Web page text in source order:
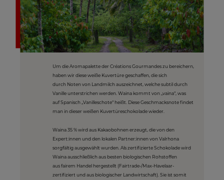
Um die Aromapalette der Créations Gourmandes zu bereichern,
haben wir diese weiße Kuvertüre geschaffen, die sich
durch Noten von Landmilch auszeichnet, welche subtil durch
Vanille unterstrichen werden. Waina kommt von „vaina“, was
auf Spanisch „Vanilleschote“ heißt. Diese Geschmacksnote findet
man in dieser weißen Kuvertüreschokolade wieder.
Waina 35 % wird aus Kakaobohnen erzeugt, die von den
Expert:innen und den lokalen Partner:innen von Valrhona
sorgfältig ausgewählt wurden. Als zertifizierte Schokolade wird
Waina ausschließlich aus besten biologischen Rohstoffen
aus fairem Handel hergestellt (Fairtrade-/Max-Havelaar-
zertifiziert und aus biologischer Landwirtschaft). Sie ist somit